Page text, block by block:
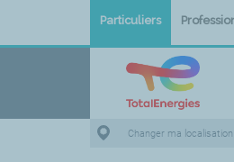
Particuliers
Changer ma localisation